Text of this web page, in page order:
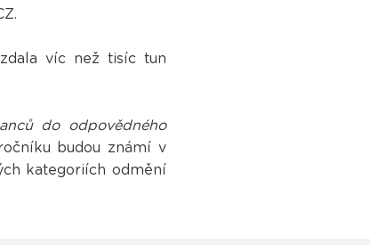
víc než tisíc tun
do odpovědného
budou známí v
kategoriích odmění